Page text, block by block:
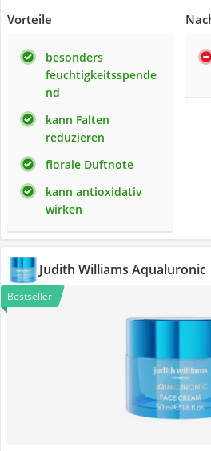
Vorteile
besonders
feuchtigkeitsspende
nd
kann Falten
reduzieren
florale Duftnote
kann antioxidativ
wirken
Judith Williams Aqualuronic
Bestseller